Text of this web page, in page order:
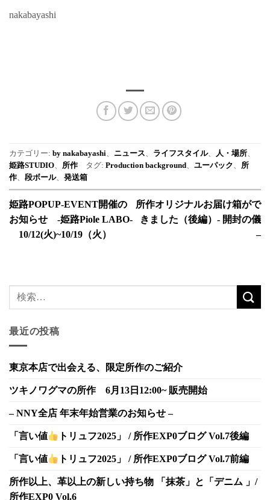
nakabayashi
カテゴリー: by nakabayashi、 ニュース、 ライフスタイル、 人・場所、
姫路STUDIO、 所作 タグ: Production background、 ユーパック、 所
作、 段ボール、 発送箱
姫路POPUP-EVENT開催の
お知らせ -姫路Piole LABO-
10/12(火)~10/19（火）
所作オリジナルお届け箱がで
きました（後編）- 開封の儀
–
最近の投稿
東京本店で出会える、限定所作のご紹介
ツキノワグマの所作 6月13日12:00~ 販売開始
– NNY全店 年末年始営業のお知らせ –
「言い値 トリュフ2025」 / 所作EXP0ブログ Vol.7後編
「言い値 トリュフ2025」 / 所作EXP0ブログ Vol.7前編
所作以上、革以上の新しい持ち物 「抹茶」と「デニム 」/
所作EXP0 Vol.6